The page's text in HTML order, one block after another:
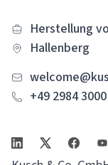
Hallenberg
+49 2984 3000